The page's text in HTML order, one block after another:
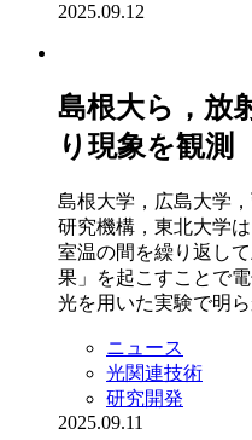
2025.09.12
島根大ら，放
り現象を観測
島根大学，広島大学
研究機構，東北大学
室温の間を繰り返し
果」を起こすことで
光を用いた実験で明
ニュース
光関連技術
研究開発
2025.09.11